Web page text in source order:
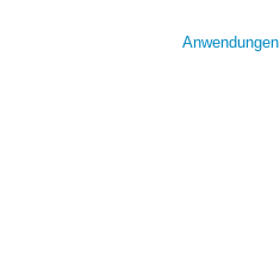
Anwendungen